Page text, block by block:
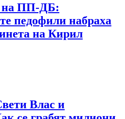
на ПП-ДБ:
педофили набраха
на Кирил
Влас и